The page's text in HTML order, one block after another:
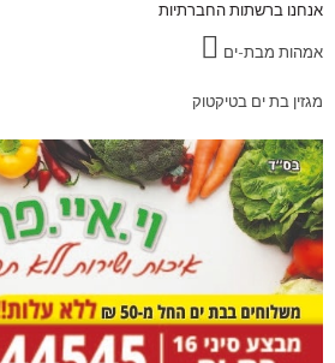
אנחנו ברשתות החברתיות
אמהות מבת-ים
מגזין בת ים בטיקטוק